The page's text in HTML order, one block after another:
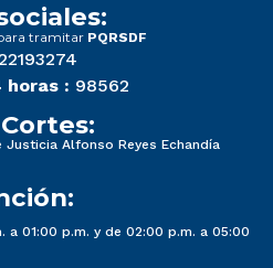
tramitar PQRSDF
horas : 98562
Alfonso Reyes Echandía
a 01:00 p.m. y de 02:00 p.m. a 05:00